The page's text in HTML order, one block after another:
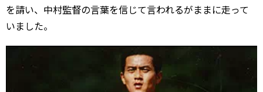
を請い、中村監督の言葉を信じて言われるがままに走って
いました。